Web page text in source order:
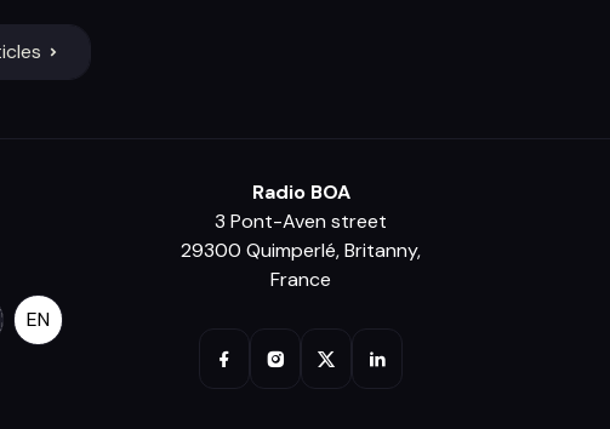
EN
Radio BOA
3 Pont-Aven street
29300 Quimperlé, Britanny,
France